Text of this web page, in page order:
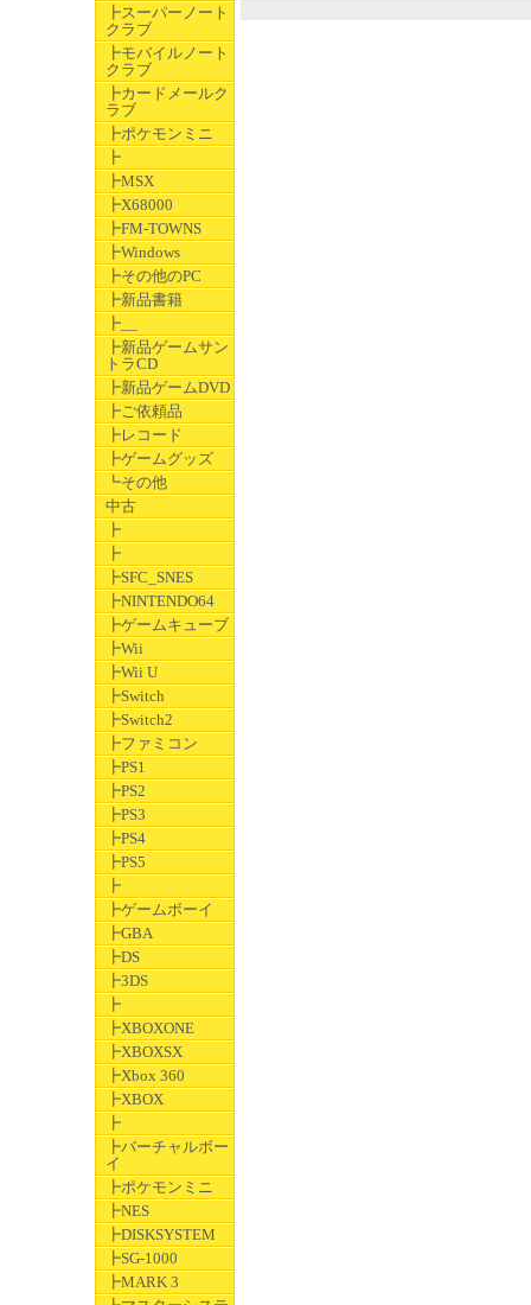
┣スーパーノート
クラブ
┣モバイルノート
クラブ
┣カードメールク
ラブ
┣ポケモンミニ
┣
┣MSX
┣X68000
┣FM-TOWNS
┣Windows
┣その他のPC
┣新品書籍
┣__
┣新品ゲームサン
トラCD
┣新品ゲームDVD
┣ご依頼品
┣レコード
┣ゲームグッズ
┗その他
中古
┣
┣
┣SFC_SNES
┣NINTENDO64
┣ゲームキューブ
┣Wii
┣Wii U
┣Switch
┣Switch2
┣ファミコン
┣PS1
┣PS2
┣PS3
┣PS4
┣PS5
┣
┣ゲームボーイ
┣GBA
┣DS
┣3DS
┣
┣XBOXONE
┣XBOXSX
┣Xbox 360
┣XBOX
┣
┣バーチャルボー
イ
┣ポケモンミニ
┣NES
┣DISKSYSTEM
┣SG-1000
┣MARK 3